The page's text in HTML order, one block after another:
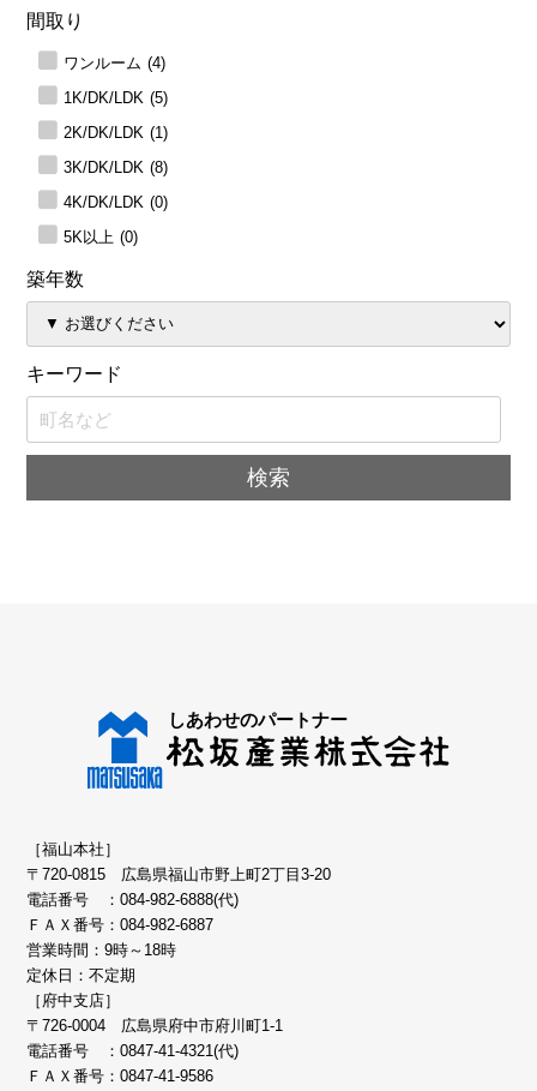
間取り
ワンルーム (4)
1K/DK/LDK (5)
2K/DK/LDK (1)
3K/DK/LDK (8)
4K/DK/LDK (0)
5K以上 (0)
築年数
キーワード
［福山本社］
〒720-0815 広島県福山市野上町2丁目3-20
電話番号 ：084-982-6888(代)
ＦＡＸ番号：084-982-6887
営業時間：9時～18時
定休日：不定期
［府中支店］
〒726-0004 広島県府中市府川町1-1
電話番号 ：0847-41-4321(代)
ＦＡＸ番号：0847-41-9586